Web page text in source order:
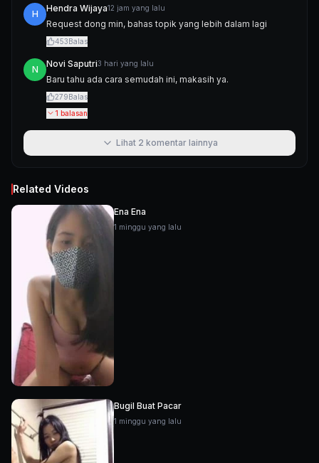
H
Hendra Wijaya12 jam yang lalu
Request dong min, bahas topik yang lebih dalam lagi
453Balas
N
Novi Saputri3 hari yang lalu
Baru tahu ada cara semudah ini, makasih ya.
279Balas
1 balasan
Lihat 2 komentar lainnya
Related Videos
Ena Ena
1 minggu yang lalu
Bugil Buat Pacar
1 minggu yang lalu